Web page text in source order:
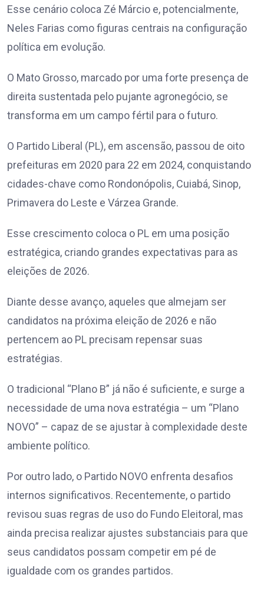
Esse cenário coloca Zé Márcio e, potencialmente,
Neles Farias como figuras centrais na configuração
política em evolução.
O Mato Grosso, marcado por uma forte presença de
direita sustentada pelo pujante agronegócio, se
transforma em um campo fértil para o futuro.
O Partido Liberal (PL), em ascensão, passou de oito
prefeituras em 2020 para 22 em 2024, conquistando
cidades-chave como Rondonópolis, Cuiabá, Sinop,
Primavera do Leste e Várzea Grande.
Esse crescimento coloca o PL em uma posição
estratégica, criando grandes expectativas para as
eleições de 2026.
Diante desse avanço, aqueles que almejam ser
candidatos na próxima eleição de 2026 e não
pertencem ao PL precisam repensar suas
estratégias.
O tradicional “Plano B” já não é suficiente, e surge a
necessidade de uma nova estratégia – um “Plano
NOVO” – capaz de se ajustar à complexidade deste
ambiente político.
Por outro lado, o Partido NOVO enfrenta desafios
internos significativos. Recentemente, o partido
revisou suas regras de uso do Fundo Eleitoral, mas
ainda precisa realizar ajustes substanciais para que
seus candidatos possam competir em pé de
igualdade com os grandes partidos.